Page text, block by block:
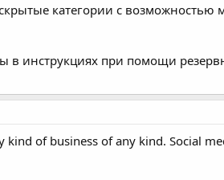
категории с возможностью
в инструкциях при помощи
of business of any kind. Social